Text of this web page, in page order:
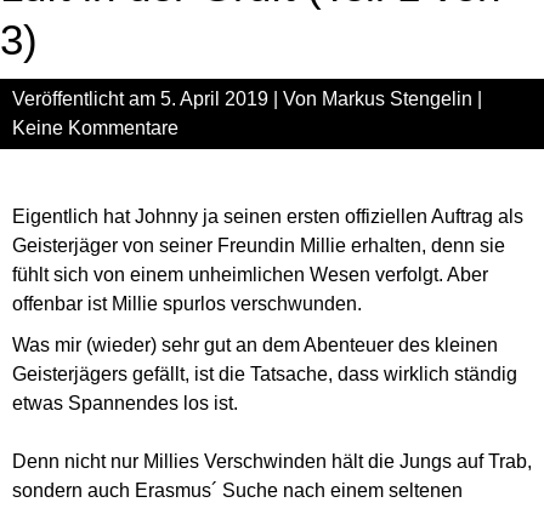
3)
Veröffentlicht am 5. April 2019 | Von Markus Stengelin
Keine Kommentare
Eigentlich hat Johnny ja seinen ersten offiziellen Auftrag als
Geisterjäger von seiner Freundin Millie erhalten, denn sie
fühlt sich von einem unheimlichen Wesen verfolgt. Aber
offenbar ist Millie spurlos verschwunden.
Was mir (wieder) sehr gut an dem Abenteuer des kleinen
Geisterjägers gefällt, ist die Tatsache, dass wirklich ständig
etwas Spannendes los ist.
Denn nicht nur Millies Verschwinden hält die Jungs auf Trab,
sondern auch Erasmus´ Suche nach einem seltenen